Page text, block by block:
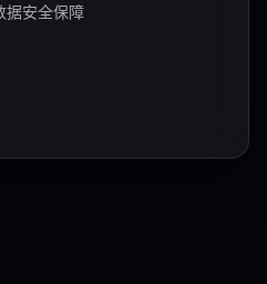
据安全保障